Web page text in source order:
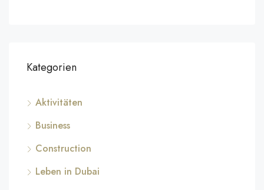
Kategorien
Aktivitäten
Business
Construction
Leben in Dubai